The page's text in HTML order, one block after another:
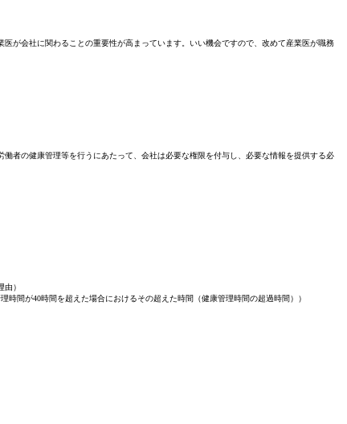
が会社に関わることの重要性が高まっています。いい機会ですので、改めて産業医が職務
者の健康管理等を行うにあたって、会社は必要な権限を付与し、必要な情報を提供する必
）
間が40時間を超えた場合におけるその超えた時間（健康管理時間の超過時間））